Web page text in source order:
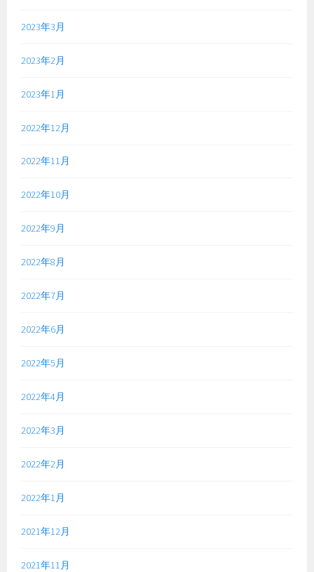
2023年3月
2023年2月
2023年1月
2022年12月
2022年11月
2022年10月
2022年9月
2022年8月
2022年7月
2022年6月
2022年5月
2022年4月
2022年3月
2022年2月
2022年1月
2021年12月
2021年11月